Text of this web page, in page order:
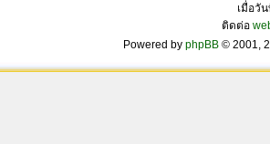
เมื่อวั
ติดต่อ
Powered by phpBB © 2001,